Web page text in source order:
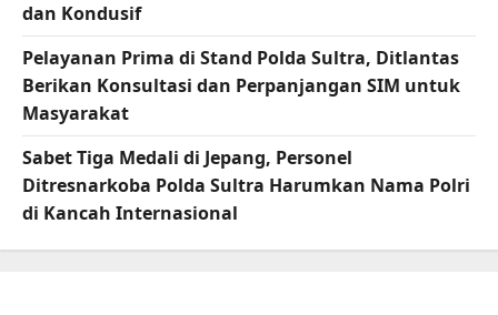
dan Kondusif
Pelayanan Prima di Stand Polda Sultra, Ditlantas
Berikan Konsultasi dan Perpanjangan SIM untuk
Masyarakat
Sabet Tiga Medali di Jepang, Personel
Ditresnarkoba Polda Sultra Harumkan Nama Polri
di Kancah Internasional